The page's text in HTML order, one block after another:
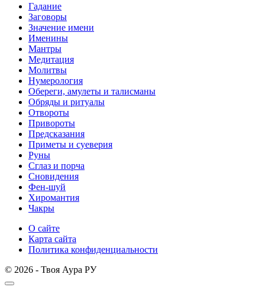
Гадание
Заговоры
Значение имени
Именины
Мантры
Медитация
Молитвы
Нумерология
Обереги, амулеты и талисманы
Обряды и ритуалы
Отвороты
Привороты
Предсказания
Приметы и суеверия
Руны
Сглаз и порча
Сновидения
Фен-шуй
Хиромантия
Чакры
О сайте
Карта сайта
Политика конфиденциальности
© 2026 - Твоя Аура РУ